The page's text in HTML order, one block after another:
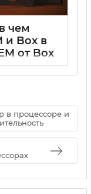
чем
и Box в
от Box
в процессоре и